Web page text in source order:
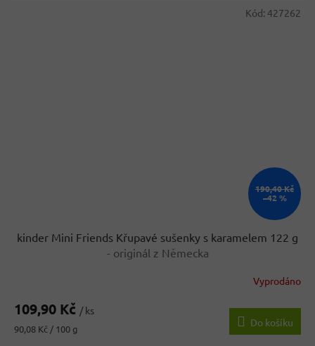
190,40 Kč
–42 %
kinder Mini Friends Křupavé sušenky s karamelem 122 g
- originál z Německa
Vyprodáno
109,90 Kč / ks
Měrná
90,08 Kč / 100 g
Do košíku
Kód: 427262